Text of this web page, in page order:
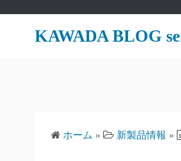
KAWADA BLOG
ホーム » 新製品情報 »